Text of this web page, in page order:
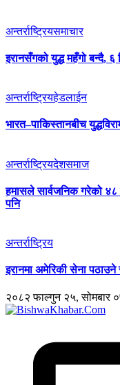
अन्तर्राष्ट्रियसमाचार
इरानसँगको युद्ध महँगो बन्दै,
अन्तर्राष्ट्रियहेडलाईन
भारत–पाकिस्तानबीच
अन्तर्राष्ट्रियदेशसमाज
हमासले सार्वजनिक गरेको ४८
पनि
अन्तर्राष्ट्रिय
इरानमा अमेरिकी सेना
२०८२ फाल्गुन २५, सोमबार